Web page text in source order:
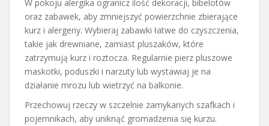
W pokoju alergika ogranicz ilość dekoracji, bibelotów
oraz zabawek, aby zmniejszyć powierzchnie zbierające
kurz i alergeny. Wybieraj zabawki łatwe do czyszczenia,
takie jak drewniane, zamiast pluszaków, które
zatrzymują kurz i roztocza. Regularnie pierz pluszowe
maskotki, poduszki i narzuty lub wystawiaj je na
działanie mrozu lub wietrzyć na balkonie.
Przechowuj rzeczy w szczelnie zamykanych szafkach i
pojemnikach, aby uniknąć gromadzenia się kurzu.